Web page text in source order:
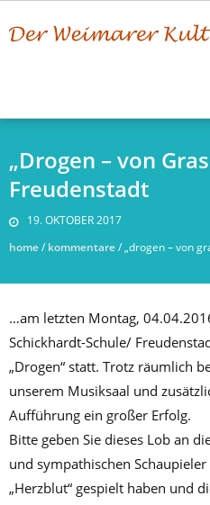
to
„Drogen – von
Freudenstadt
19. OKTOBER 2017
home/kommentare/„drogen – von
…am letzten Montag,
Schickhardt-Schule/
„Drogen“ statt. Trotz räumlich
unserem Musiksaal und
Aufführung ein großer Erfolg.
Bitte geben Sie dieses Lob an
und sympathischen
„Herzblut“ gespielt haben und